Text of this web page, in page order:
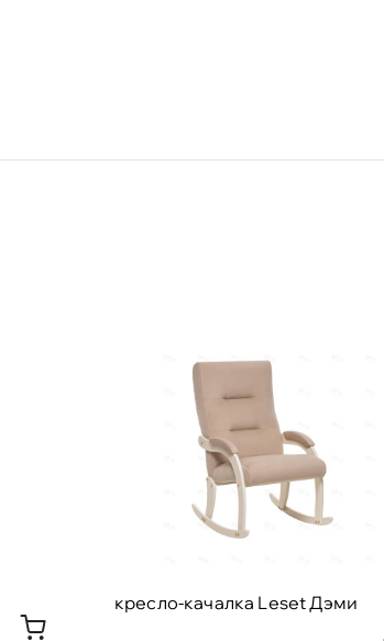
кресло-качалка Leset Дэми